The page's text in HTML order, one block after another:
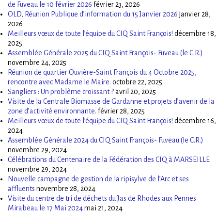
de Fuveau le 10 février 2026 février 23, 2026
OLD, Réunion Publique d’information du 15 Janvier 2026 janvier 28,
2026
Meilleurs vœux de toute l’équipe du CIQ Saint François! décembre 18,
2025
Assemblée Générale 2025 du CIQ Saint François- Fuveau (le C.R.)
novembre 24, 2025
Réunion de quartier Ouvière-Saint François du 4 Octobre 2025,
rencontre avec Madame le Maire. octobre 22, 2025
Sangliers : Un problème croissant ?avril 20, 2025
Visite de la Centrale Biomasse de Gardanne et projets d’avenir de la
zone d’activité environnante. février 28, 2025
Meilleurs vœux de toute l’équipe du CIQ Saint François! décembre 16,
2024
Assemblée Générale 2024 du CIQ Saint François- Fuveau (le C.R.)
novembre 29, 2024
Célébrations du Centenaire de la Fédération des CIQ à MARSEILLE
novembre 29, 2024
Nouvelle campagne de gestion de la ripisylve de l’Arc et ses
affluents novembre 28, 2024
Visite du centre de tri de déchets du Jas de Rhodes aux Pennes
Mirabeau le 17 Mai 2024mai 21, 2024